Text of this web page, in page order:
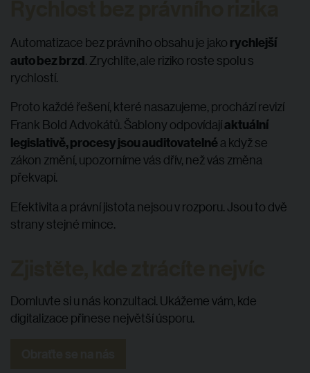
Automatizace bez právního obsahu je jako rychlejší
auto bez brzd. Zrychlíte, ale riziko roste spolu s
rychlostí.
Proto každé řešení, které nasazujeme, prochází revizí
Frank Bold Advokátů. Šablony odpovídajíaktuální
legislativě, procesy jsou auditovatelnéa když se
zákon změní, upozorníme vás dřív, než vás změna
překvapí.
Efektivita a právní jistota nejsou v rozporu. Jsou to dvě
strany stejné mince.
Domluvte si u nás konzultaci. Ukážeme vám, kde
digitalizace přinese největší úsporu.